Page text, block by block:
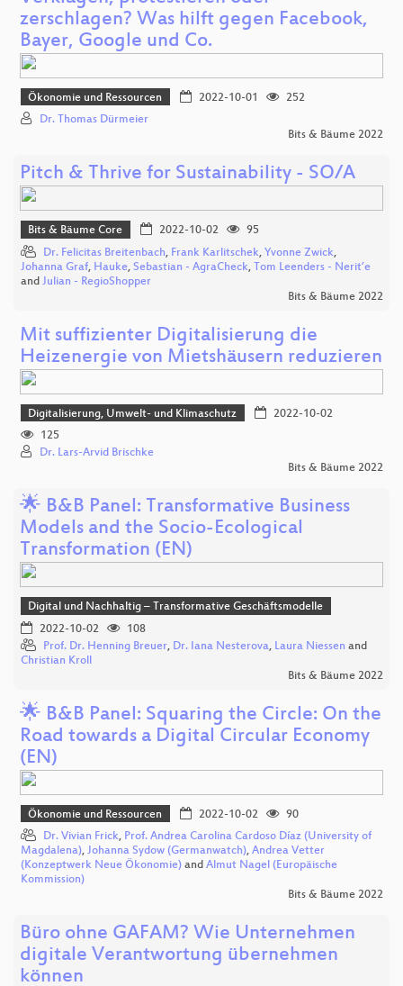
zerschlagen? Was hilft gegen Facebook,
Bayer, Google und Co.
Ökonomie und Ressourcen 2022-10-01
252
Dr. Thomas Dürmeier
Bits & Bäume 2022
Pitch & Thrive for Sustainability - SO/A
Bits & Bäume Core 2022-10-02
95
Dr. Felicitas Breitenbach, Frank Karlitschek, Yvonne Zwick,
Johanna Graf, Hauke, Sebastian - AgraCheck, Tom Leenders - Nerit’e
and Julian - RegioShopper
Bits & Bäume 2022
Mit suffizienter Digitalisierung die
Heizenergie von Mietshäusern reduzieren
Digitalisierung, Umwelt- und Klimaschutz
2022-10-02
125
Dr. Lars-Arvid Brischke
Bits & Bäume 2022
🌟 B&B Panel: Transformative Business
Models and the Socio-Ecological
Transformation (EN)
Digital und Nachhaltig – Transformative Geschäftsmodelle
2022-10-02
108
Prof. Dr. Henning Breuer, Dr. Iana Nesterova, Laura Niessen and
Christian Kroll
Bits & Bäume 2022
🌟 B&B Panel: Squaring the Circle: On the
Road towards a Digital Circular Economy
(EN)
Ökonomie und Ressourcen 2022-10-02
90
Dr. Vivian Frick, Prof. Andrea Carolina Cardoso Díaz (University of
Magdalena), Johanna Sydow (Germanwatch), Andrea Vetter
(Konzeptwerk Neue Ökonomie) and Almut Nagel (Europäische
Kommission)
Bits & Bäume 2022
Büro ohne GAFAM? Wie Unternehmen
digitale Verantwortung übernehmen
können